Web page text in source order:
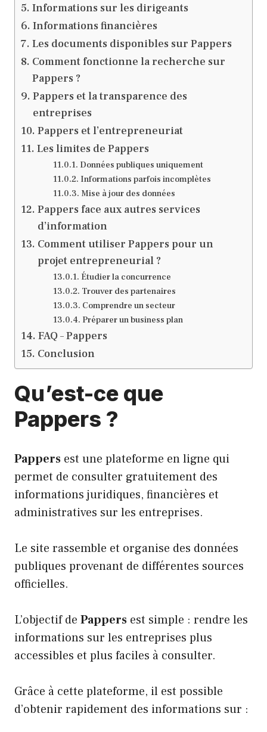
Informations sur les dirigeants
Informations financières
Les documents disponibles sur Pappers
Comment fonctionne la recherche sur
Pappers ?
Pappers et la transparence des
entreprises
Pappers et l’entrepreneuriat
Les limites de Pappers
Données publiques uniquement
Informations parfois incomplètes
Mise à jour des données
Pappers face aux autres services
d’information
Comment utiliser Pappers pour un
projet entrepreneurial ?
Étudier la concurrence
Trouver des partenaires
Comprendre un secteur
Préparer un business plan
FAQ – Pappers
Conclusion
Qu’est-ce que
Pappers ?
Pappers est une plateforme en ligne qui
permet de consulter gratuitement des
informations juridiques, financières et
administratives sur les entreprises.
Le site rassemble et organise des données
publiques provenant de différentes sources
officielles.
L’objectif de Pappers est simple : rendre les
informations sur les entreprises plus
accessibles et plus faciles à consulter.
Grâce à cette plateforme, il est possible
d’obtenir rapidement des informations sur :